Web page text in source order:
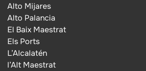
Alto Mijares
Alto Palancia
El Baix Maestrat
Els Ports
L’Alcalatén
l’Alt Maestrat